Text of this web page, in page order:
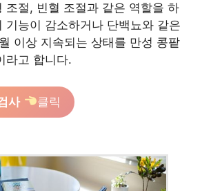
조절, 빈혈 조절과 같은 역할을 하
기능이 감소하거나 단백뇨와 같은
이상 지속되는 상태를 만성 콩팥
라고 합니다.
사 클릭